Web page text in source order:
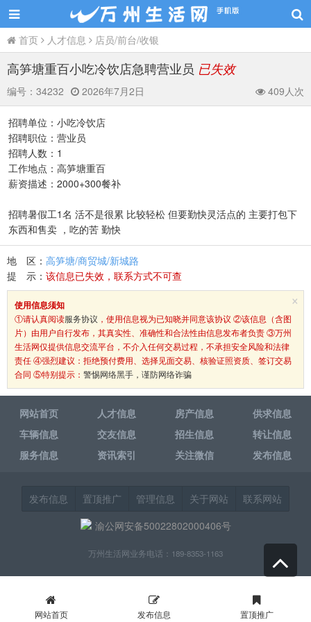
首页 人才信息 店员/前台/收银
高笋塘重百小吃冷饮店急聘营业员 已失效
编号： 34232 2026年7月2日 409人次
招聘单位：小吃冷饮店
招聘职位：营业员
招聘人数：1
工作地点：高笋塘重百
薪资描述：2000+300餐补
招聘暑假工1名 活不是很累 比较轻松 但要勤快灵活点的 主要打包下
东西和售卖 ，吃的苦 勤快
地 区： 高笋塘/商贸城/新城路
提 示： 该信息已失效，联系方式不可查
×
使用信息须知
①请认真阅读服务协议 ，使用信息视为已知晓并同意该协议 ②该信息（含图
片）由用户自行发布，其真实性、准确性和合法性由信息发布者负责 ③万州
生活网仅提供信息交流平台，不介入任何交易过程，不承担安全风险和法律
责任 ④强烈建议：拒绝预付费用、选择见面交易、核验证照资质、签订交易
合同 ⑤特别提示： 警惕网络黑手，谨防网络诈骗
网站首页 人才信息 房产信息
供求信息
车辆信息
交友信息 招生信息
转让信息
服务信息
资讯索引 关注微信 发布信息
发布信息 置顶推广 管理信息 关于网站
联系网站
渝公网安备50022802000406号
万州生活网业务电话：189-8353-1163
网站首页 发布信息 置顶推广